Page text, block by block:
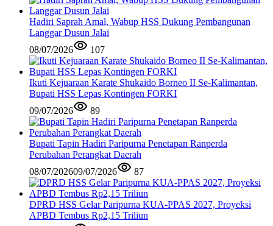
Hadiri Saprah Amal, Wabup HSS Dukung Pembangunan
Langgar Dusun Jalai
08/07/2026
107
Ikuti Kejuaraan Karate Shukaido Borneo II Se-Kalimantan,
Bupati HSS Lepas Kontingen FORKI
09/07/2026
89
Bupati Tapin Hadiri Paripurna Penetapan Ranperda
Perubahan Perangkat Daerah
08/07/202609/07/2026 87
DPRD HSS Gelar Paripurna KUA-PPAS 2027, Proyeksi
APBD Tembus Rp2,15 Triliun